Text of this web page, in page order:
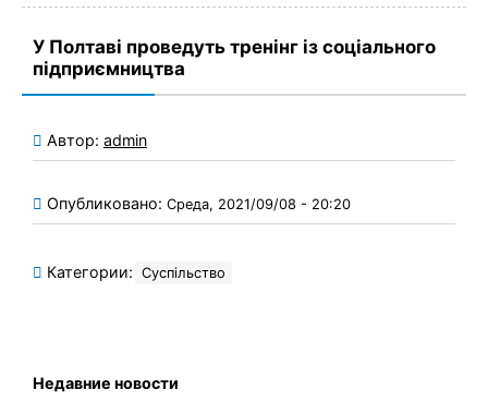
У Полтаві проведуть тренінг із соціального
підприємництва
Автор: admin
Опубликовано: Среда, 2021/09/08 - 20:20
Категории: Суспільство
Недавние новости